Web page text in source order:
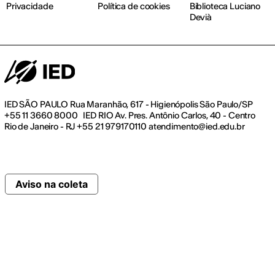
IED SÃO PAULO Rua Maranhão, 617 - Higienópolis São Paulo/SP
+55 11 3660 8000 IED RIO Av. Pres. Antônio Carlos, 40 - Centro
Rio de Janeiro - RJ +55 21 979170110 atendimento@ied.edu.br
Privacidade Política de cookies
Biblioteca Luciano
Devià
Aviso na coleta